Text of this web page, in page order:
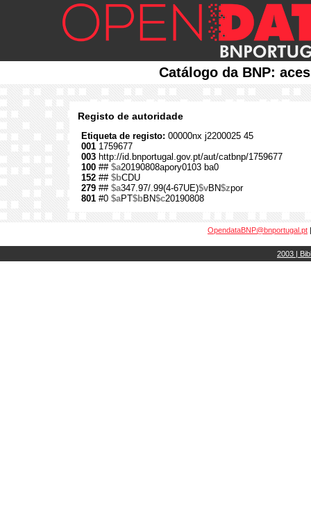
Catálogo da BNP:
Registo de autoridade
Etiqueta de registo: 00000nx j2200025 45
001 1759677
003 http://id.bnportugal.gov.pt/aut/catbnp/1759677
100 ## $a20190808apory0103 ba0
152 ## $bCDU
279 ## $a347.97/.99(4-67UE)$vBN$zpor
801 #0 $aPT$bBN$c20190808
OpendataBNP@bnportugal.pt
2003 |